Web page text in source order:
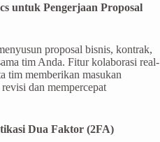
untuk Pengerjaan Proposal
proposal bisnis, kontrak,
tim Anda. Fitur kolaborasi real-
tim memberikan masukan
dan mempercepat
Dua Faktor (2FA)